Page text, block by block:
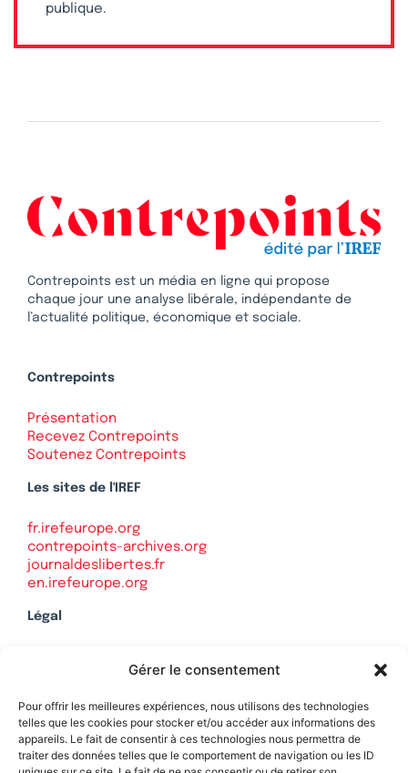
Gérer le consentement
Pour offrir les meilleures expériences, nous utilisons des technologies
telles que les cookies pour stocker et/ou accéder aux informations des
appareils. Le fait de consentir à ces technologies nous permettra de
traiter des données telles que le comportement de navigation ou les ID
publique.
Contrepoints est un média en ligne qui propose
chaque jour une analyse libérale, indépendante de
l’actualité politique, économique et sociale.
Contrepoints
Présentation
Recevez Contrepoints
Soutenez Contrepoints
Les sites de l'IREF
fr.irefeurope.org
contrepoints-archives.org
journaldeslibertes.fr
en.irefeurope.org
Légal
Politique de confidentialité